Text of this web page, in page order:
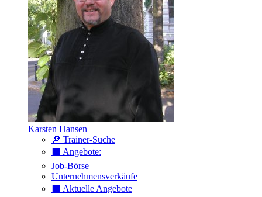
Karsten Hansen
🔎 Trainer-Suche
⬛️ Angebote:
Job-Börse
Unternehmensverkäufe
⬛️ Aktuelle Angebote